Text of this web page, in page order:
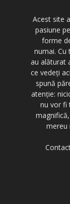
Acest site
pasiune
forme
numai. Cu
au alăturat
ce vedeţi
spună
atenţie:
nu vor fi
mereu